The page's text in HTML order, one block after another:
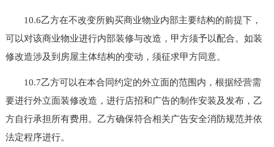
10.6乙方在不改变所购买商业物业内部主要结构的前提下，
可以对该商业物业进行内部装修与改造，甲方须予以配合。如装
修改造涉及到房屋主体结构的变动，须征求甲方同意。
10.7乙方可以在本合同约定的外立面的范围内，根据经营需
要进行外立面装修改造，进行店招和广告的制作安装及发布，乙
方自行承担所有费用。乙方确保符合相关广告安全消防规范并依
法定程序进行。